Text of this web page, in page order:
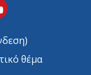
)
θέμα